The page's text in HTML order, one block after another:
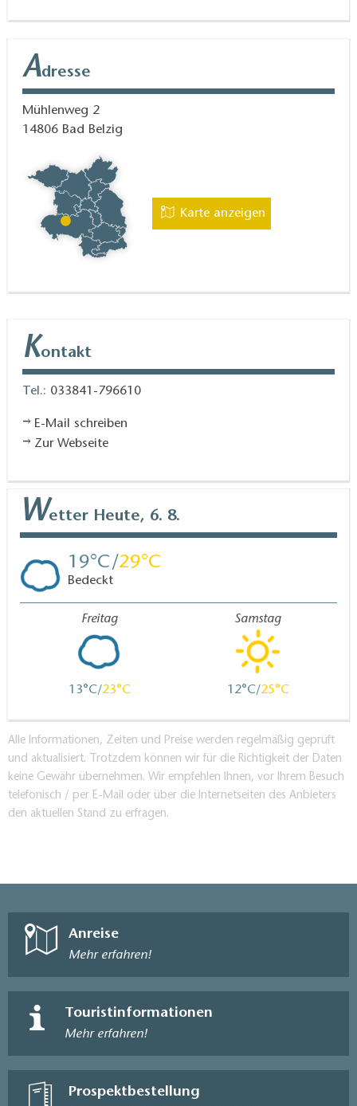
Adresse
Mühlenweg 2
14806 Bad Belzig
Karte anzeigen
Kontakt
Tel.: 033841-796610
E-Mail schreiben
Zur Webseite
Wetter Heute, 6. 8.
19 29
Bedeckt
Freitag
13 23
Samstag
12 25
Alle Informationen, Zeiten und Preise werden regelmäßig geprüft
und aktualisiert. Trotzdem können wir für die Richtigkeit der Daten
keine Gewähr übernehmen. Wir empfehlen Ihnen, vor Ihrem Besuch
telefonisch / per E-Mail oder über die Internetseiten des Anbieters
den aktuellen Stand zu erfragen.
Anreise
Mehr erfahren!
Touristinformationen
Mehr erfahren!
Prospektbestellung